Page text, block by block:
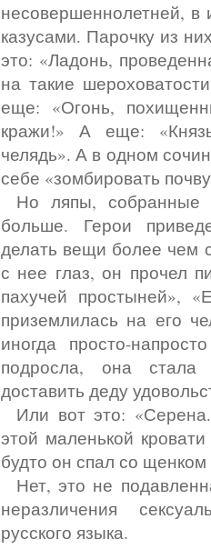
несовершеннолетней, в
казусами. Парочку из
это: «Ладонь,
на такие
еще: «Огонь,
кражи!» А еще:
челядь». А в одном
себе «зомбировать
Но ляпы, собранные Румянцевым, будоражат гораздо
больше. Герои
делать вещи более чем
с нее глаз, он прочел
пахучей простыней»,
приземлилась на его
иногда просто-
подросла, она
доставить деду
Или вот это: «Серена. Проснуться так близко от нее в
этой маленькой
будто он спал со
Нет, это не подавленная тяга к зоофилии и не синдром
неразличения
русского языка.